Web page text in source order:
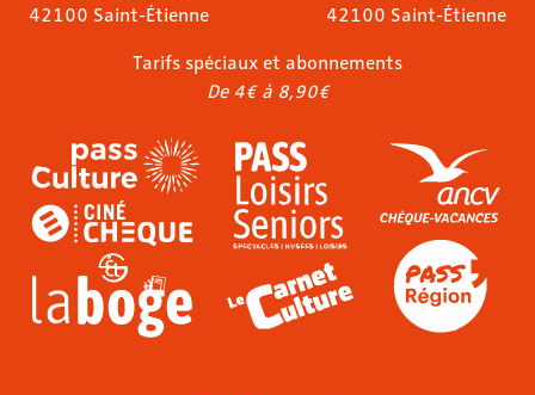
42100 Saint-Étienne
42100 Saint-Étienne
Tarifs spéciaux et abonnements
De 4€ à 8,90€